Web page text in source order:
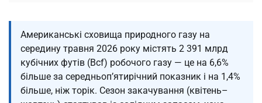
Американські сховища природного газу на
середину травня 2026 року містять 2 391 млрд
кубічних футів (Bcf) робочого газу — це на 6,6%
більше за середньоп’ятирічний показник і на 1,4%
більше, ніж торік. Сезон закачування (квітень–